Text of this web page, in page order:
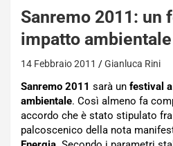
Sanremo 2011: un
impatto ambientale
14 Febbraio 2011 Gianluca Rini
Sanremo 2011 sarà un festival
ambientale. Così almeno fa
accordo che è stato stipulato
palcoscenico della nota